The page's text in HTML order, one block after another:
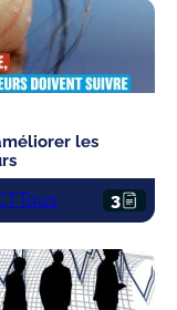
les
Tous 3